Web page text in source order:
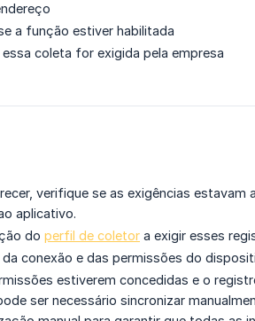
a função estiver habilitada
coleta for exigida pela empresa
verifique se as exigências
aplicativo.
do perfil de coletor a exigir esses
conexão e das permissões do
estiverem concedidas e o
ser necessário sincronizar